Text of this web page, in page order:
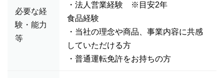
必要な経
験・能力
等
・法人営業経験 ※目安2年
食品経験
・当社の理念や商品、事業内容に共感
していただける方
・普通運転免許をお持ちの方